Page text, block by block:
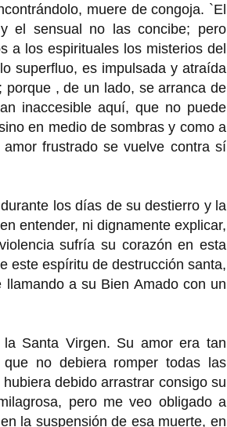
muere de congoja. `El
el sensual no las concibe; pero
a los espirituales los misterios del
superfluo, es impulsada y atraída
, de un lado, se arranca de
inaccesible aquí, que no puede
en medio de sombras y como a
frustrado se vuelve contra sí
los días de su destierro y la
entender, ni dignamente explicar,
sufría su corazón en esta
este espíritu de destrucción santa,
a su Bien Amado con un
Santa Virgen. Su amor era tan
no debiera romper todas las
debido arrastrar consigo su
pero me veo obligado a
la suspensión de esa muerte, en